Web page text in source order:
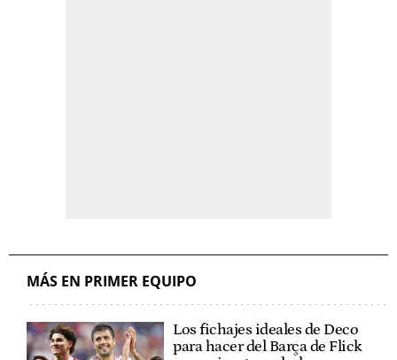
MÁS EN PRIMER EQUIPO
Los fichajes ideales de Deco
para hacer del Barça de Flick